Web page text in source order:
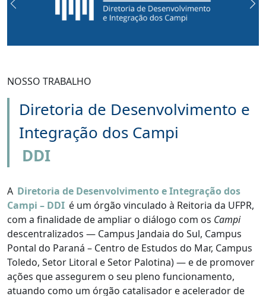
Previous
NOSSO TRABALHO
Diretoria de Desenvolvimento e
Integração dos Campi
DDI
A Diretoria de Desenvolvimento e Integração dos
Campi – DDI é um órgão vinculado à Reitoria da UFPR,
com a finalidade de ampliar o diálogo com os Campi
descentralizados — Campus Jandaia do Sul, Campus
Pontal do Paraná – Centro de Estudos do Mar, Campus
Toledo, Setor Litoral e Setor Palotina) — e de promover
ações que assegurem o seu pleno funcionamento,
atuando como um órgão catalisador e acelerador de